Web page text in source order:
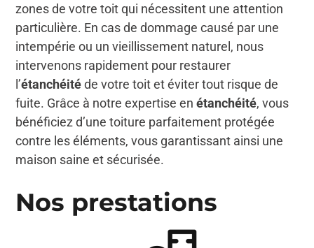
zones de votre toit qui nécessitent une attention
particulière. En cas de dommage causé par une
intempérie ou un vieillissement naturel, nous
intervenons rapidement pour restaurer
l’étanchéitéde votre toit et éviter tout risque de
fuite. Grâce à notre expertise enétanchéité, vous
bénéficiez d’une toiture parfaitement protégée
contre les éléments, vous garantissant ainsi une
maison saine et sécurisée.
Nos prestations